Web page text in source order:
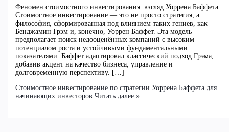
Феномен стоимостного инвестирования: взгляд Уоррена Баффета
Стоимостное инвестирование — это не просто стратегия, а
философия, сформированная под влиянием таких гениев, как
Бенджамин Грэм и, конечно, Уоррен Баффет. Эта модель
предполагает поиск недооценённых компаний с высоким
потенциалом роста и устойчивыми фундаментальными
показателями. Баффет адаптировал классический подход Грэма,
добавив акцент на качество бизнеса, управление и
долговременную перспективу. […]
Стоимостное инвестирование по стратегии Уоррена Баффета для
начинающих инвесторов Читать далее »